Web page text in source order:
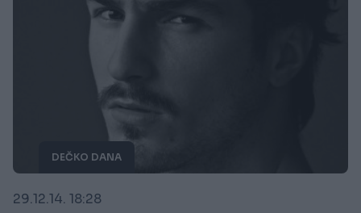
DEČKO DANA
29.12.14. 18:28